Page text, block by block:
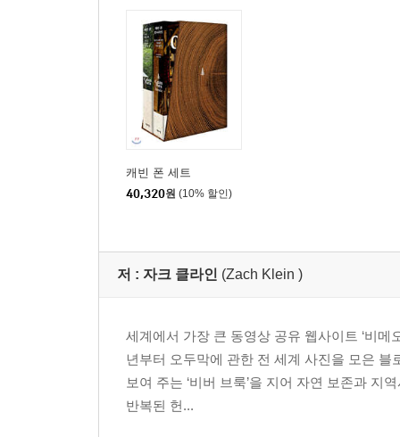
캐빈 폰 세트
40,320원 (10% 할인)
저 : 자크 클라인 (Zach Klein )
세계에서 가장 큰 동영상 공유 웹사이트 ‘비
년부터 오두막에 관한 전 세계 사진을 모은 블
보여 주는 ‘비버 브룩’을 지어 자연 보존과 지
반복된 헌...